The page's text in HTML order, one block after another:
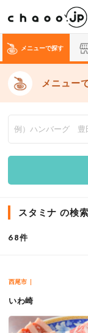
メニューで探す
メニュー
スタミナ の検
68件
西尾市
いわ崎